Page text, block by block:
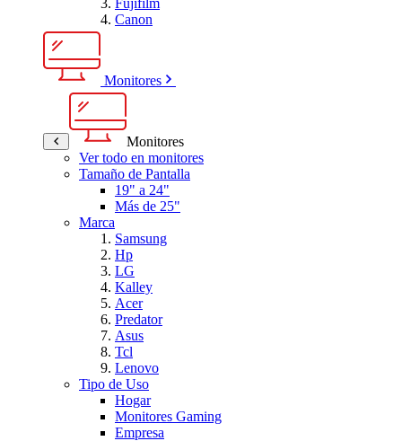
Canon
Monitores
Monitores
Ver todo en monitores
Tamaño de Pantalla
19" a 24"
Más de 25"
Marca
Samsung
Hp
LG
Kalley
Acer
Predator
Asus
Tcl
Lenovo
Tipo de Uso
Hogar
Monitores Gaming
Empresa